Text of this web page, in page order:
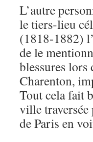
L’autre
le tiers-lieu
(1818-1882)
de le
blessures
Charenton,
Tout cela fait
ville traversée
de Paris en